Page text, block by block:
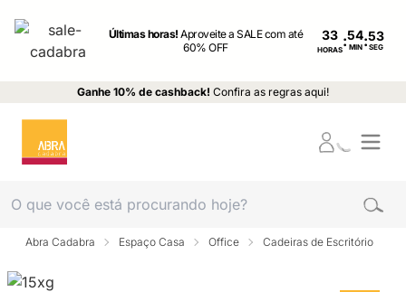
Últimas horas!Aproveite a SALE com até
60% OFF
33
HORAS: MIN : SEG
Ganhe 10% de cashback! Confira as regras aqui!
Abra Cadabra Espaço Casa Office Cadeiras de Escritório